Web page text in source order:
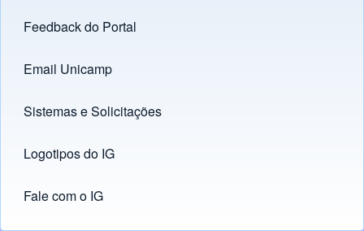
Footer menu
Feedback do Portal
Links
Email Unicamp
(opens in new tab)
Sistemas e Solicitações
(opens in new tab)
Logotipos do IG
(opens in new tab)
Fale com o IG